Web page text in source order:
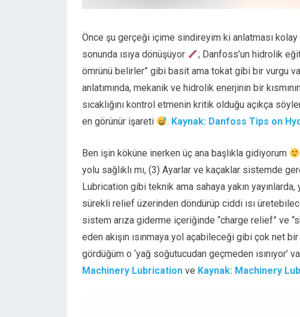
Önce şu gerçeği içime sindireyim ki anlatması
sonunda ısıya dönüşüyor
; Danfoss’un hidrolik
ömrünü belirler” gibi basit ama tokat gibi bir vurgu
anlatımında, mekanik ve hidrolik enerjinin bir
sıcaklığını kontrol etmenin kritik olduğu açıkça
en görünür işareti
. Kaynak: Danfoss Tips on
Ben işin köküne inerken üç ana başlıkla gidiyorum
yolu sağlıklı mı, (3) Ayarlar ve kaçaklar sistemde
Lubrication gibi teknik ama sahaya yakın
sürekli relief üzerinden döndürüp ciddi ısı
sistem arıza giderme içeriğinde “charge relief” ve
eden akışın ısınmaya yol açabileceği gibi çok net
gördüğüm o ‘yağ soğutucudan geçmeden ısınıyor’
Machinery Lubrication ve Kaynak: Machinery